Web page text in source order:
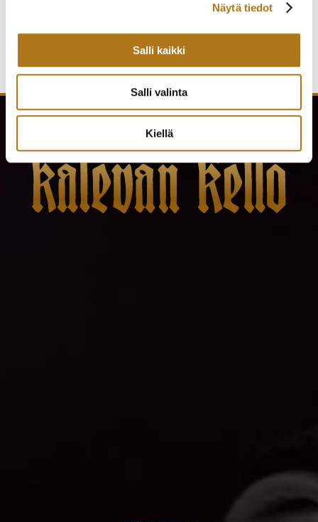
Näytä tiedot
Salli kaikki
Salli valinta
Kiellä